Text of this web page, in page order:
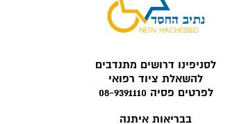
לסניפינו דרושים מתנדבים
להשאלת ציוד רפואי
לפרטים פסיה 08-9391110
בבריאות איתנה